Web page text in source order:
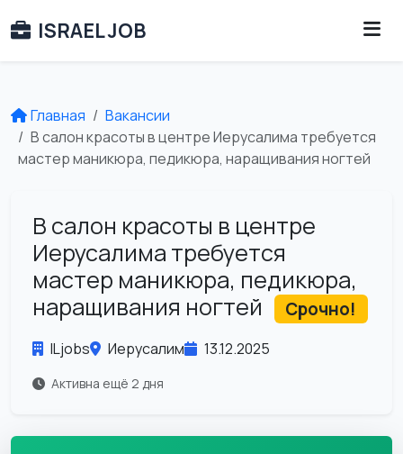
ISRAEL JOB
Главная
Вакансии
В салон красоты в центре Иерусалима требуется
мастер маникюра, педикюра, наращивания ногтей
В салон красоты в центре
Иерусалима требуется
мастер маникюра, педикюра,
наращивания ногтей
Срочно!
ILjobs Иерусалим 13.12.2025
Активна ещё 2 дня